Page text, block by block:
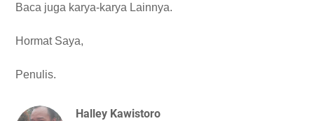
Baca juga karya-karya Lainnya.
Hormat Saya,
Penulis.
Halley Kawistoro